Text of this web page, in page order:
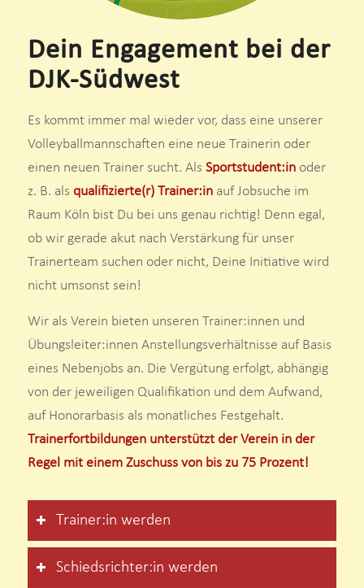
Dein Engagement bei der
DJK-Südwest
Es kommt immer mal wieder vor, dass eine unserer
Volleyballmannschaften eine neue Trainerin oder
einen neuen Trainer sucht. Als Sportstudent:inoder
z. B. als qualifizierte(r) Trainer:inauf Jobsuche im
Raum Köln bist Du bei uns genau richtig! Denn egal,
ob wir gerade akut nach Verstärkung für unser
Trainerteam suchen oder nicht, Deine Initiative wird
nicht umsonst sein!
Wir als Verein bieten unseren Trainer:innen und
Übungsleiter:innen Anstellungsverhältnisse auf Basis
eines Nebenjobs an. Die Vergütung erfolgt, abhängig
von der jeweiligen Qualifikation und dem Aufwand,
auf Honorarbasis als monatliches Festgehalt.
Trainerfortbildungen unterstützt der Verein in der
Regel mit einem Zuschuss von bis zu 75 Prozent!
Trainer:in werden
Schiedsrichter:in werden